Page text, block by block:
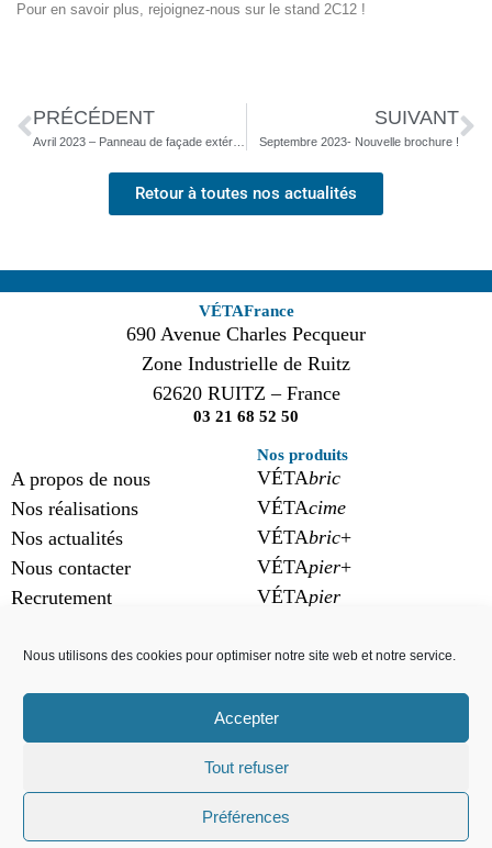
Nous utilisons des cookies pour optimiser notre site web et notre service.
Accepter
Tout refuser
Préférences
Pour en savoir plus, rejoignez-nous sur le stand 2C12 !
PRÉCÉDENT SUIVANT
Septembre 2023- Nouvelle brochure !
Retour à toutes nos actualités
VÉTAFrance
690 Avenue Charles Pecqueur
Zone Industrielle de Ruitz
62620 RUITZ – France
03 21 68 52 50
A propos de nous
Nos réalisations
Nos actualités
Nous contacter
Recrutement
Nos produits
VÉTAbric
VÉTAcime
VÉTAbric+
VÉTApier+
VÉTApier
Suivez-nous
© 2025 - VÉTA France CGV
Politique de confidentialité
Cookies